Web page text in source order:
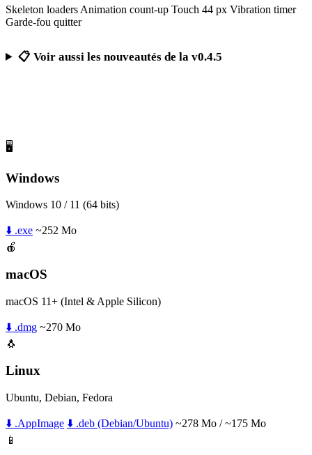
Skeleton loaders Animation count-up Touch 44 px Vibration timer
Garde-fou quitter
📋 Voir aussi les nouveautés de la v0.4.5
🖥️
Windows
Windows 10 / 11 (64 bits)
⬇️ .exe ~252 Mo
🍎
macOS
macOS 11+ (Intel & Apple Silicon)
⬇️ .dmg ~270 Mo
🐧
Linux
Ubuntu, Debian, Fedora
⬇️ .AppImage ⬇️ .deb (Debian/Ubuntu) ~278 Mo / ~175 Mo
📱